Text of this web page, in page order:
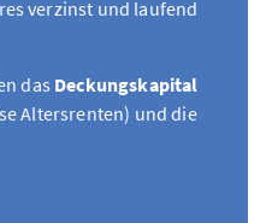
verzinst und laufend
das Deckungskapital
Altersrenten) und die